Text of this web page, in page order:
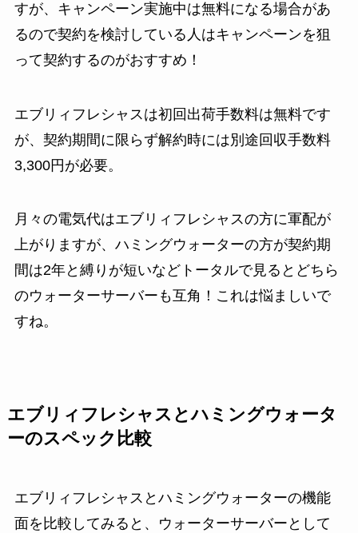
すが、キャンペーン実施中は無料になる場合があ
るので契約を検討している人はキャンペーンを狙
って契約するのがおすすめ！
エブリィフレシャスは初回出荷手数料は無料です
が、契約期間に限らず解約時には別途回収手数料
3,300円が必要。
月々の電気代はエブリィフレシャスの方に軍配が
上がりますが、ハミングウォーターの方が契約期
間は2年と縛りが短いなどトータルで見るとどちら
のウォーターサーバーも互角！これは悩ましいで
すね。
エブリィフレシャスとハミングウォータ
ーのスペック比較
エブリィフレシャスとハミングウォーターの機能
面を比較してみると、ウォーターサーバーとして